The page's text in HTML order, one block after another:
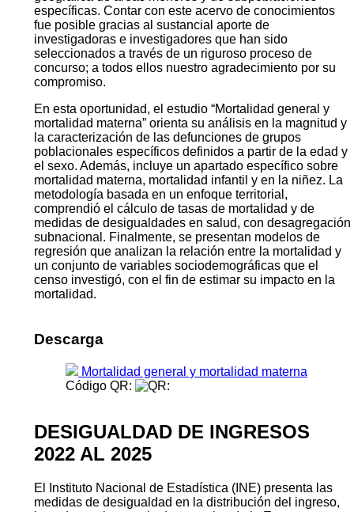
específicas. Contar con este acervo de conocimientos
fue posible gracias al sustancial aporte de
investigadoras e investigadores que han sido
seleccionados a través de un riguroso proceso de
concurso; a todos ellos nuestro agradecimiento por su
compromiso.
En esta oportunidad, el estudio “Mortalidad general y
mortalidad materna” orienta su análisis en la magnitud y
la caracterización de las defunciones de grupos
poblacionales específicos definidos a partir de la edad y
el sexo. Además, incluye un apartado específico sobre
mortalidad materna, mortalidad infantil y en la niñez. La
metodología basada en un enfoque territorial,
comprendió el cálculo de tasas de mortalidad y de
medidas de desigualdades en salud, con desagregación
subnacional. Finalmente, se presentan modelos de
regresión que analizan la relación entre la mortalidad y
un conjunto de variables sociodemográficas que el
censo investigó, con el fin de estimar su impacto en la
mortalidad.
Descarga
Mortalidad general y mortalidad materna
Código QR:
DESIGUALDAD DE INGRESOS
2022 AL 2025
El Instituto Nacional de Estadística (INE) presenta las
medidas de desigualdad en la distribución del ingreso,